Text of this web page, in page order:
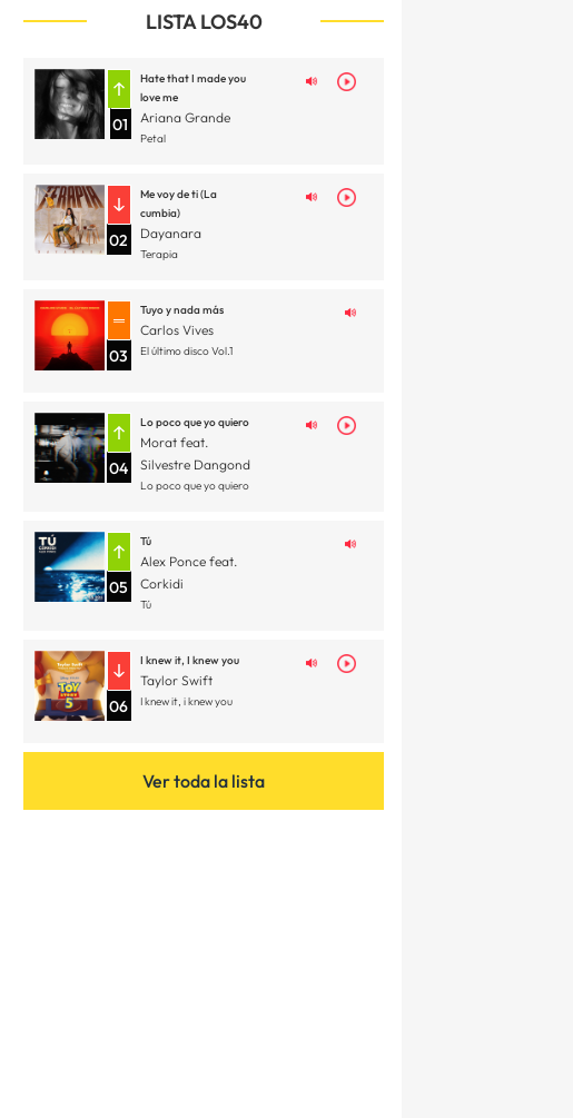
LISTA LOS40
01
Hate that I made you
love me
Ariana Grande
Petal
02
Me voy de ti (La
cumbia)
Dayanara
Terapia
03
Tuyo y nada más
Carlos Vives
El último disco Vol.1
04
Lo poco que yo quiero
Morat feat.
Silvestre Dangond
Lo poco que yo quiero
05
Tú
Alex Ponce feat.
Corkidi
Tú
06
I knew it, I knew you
Taylor Swift
I knew it, i knew you
Ver toda la lista